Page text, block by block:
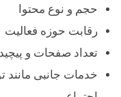
حجم و نوع محتوا
رقابت حوزه فعالیت
تعداد صفحات و
خدمات جانبی مانند